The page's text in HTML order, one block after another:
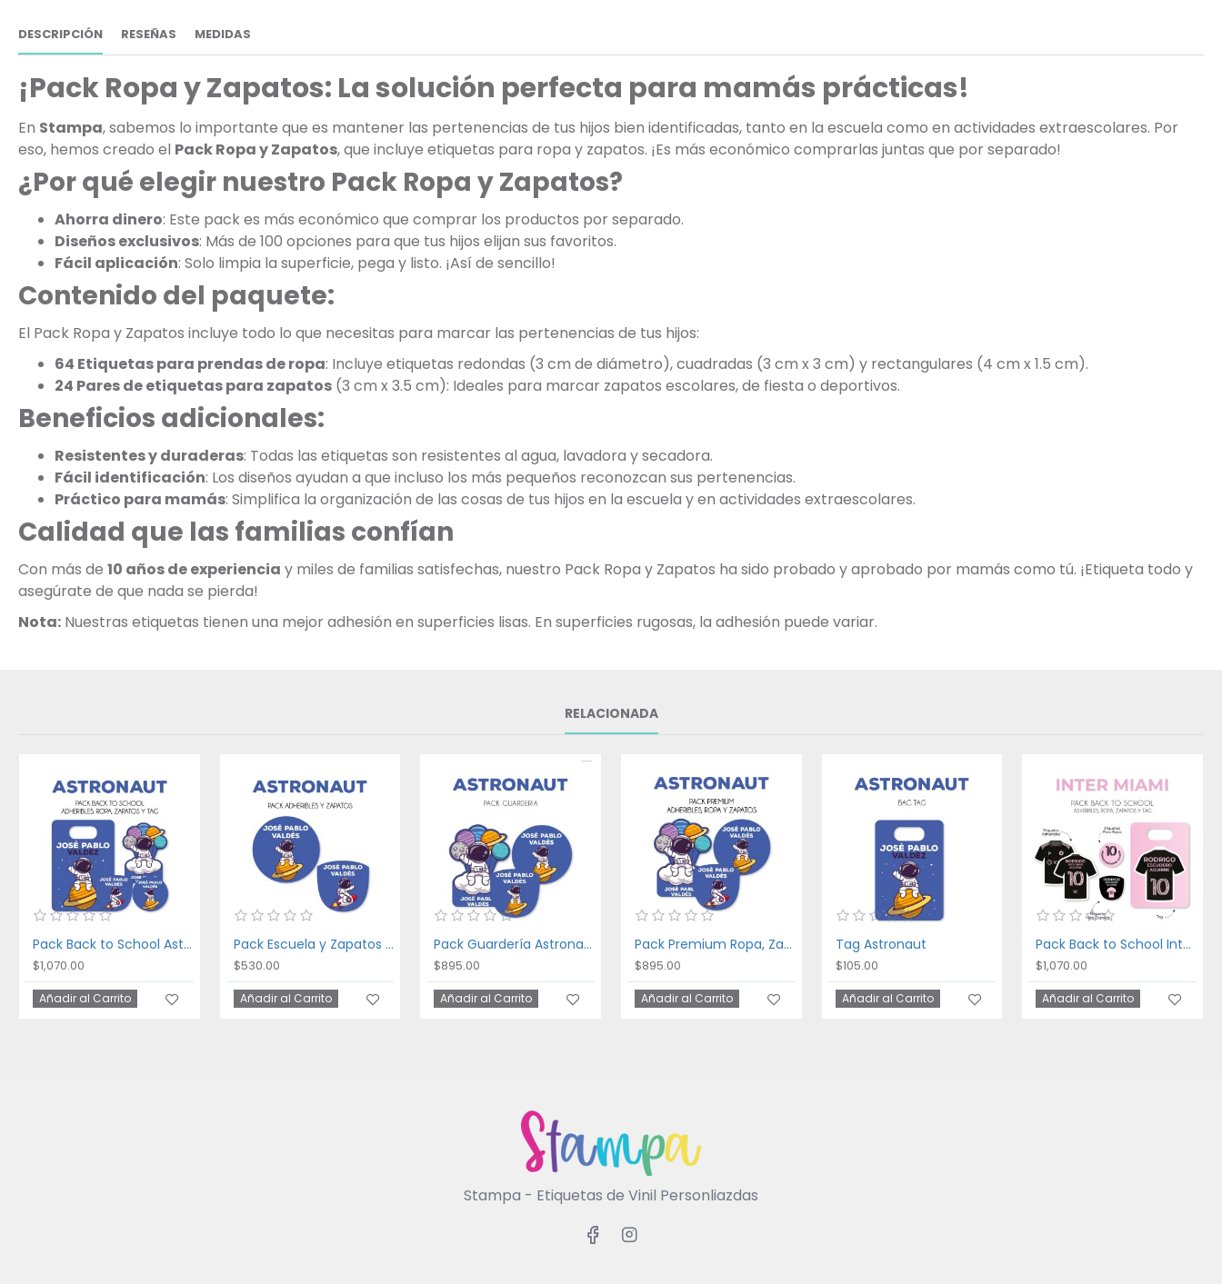
DESCRIPCIÓN RESEÑAS MEDIDAS
¡Pack Ropa y Zapatos: La solución perfecta para mamás prácticas!
En Stampa, sabemos lo importante que es mantener las pertenencias de tus hijos bien identificadas, tanto en la escuela como en actividades extraescolares. Por
eso, hemos creado el Pack Ropa y Zapatos, que incluye etiquetas para ropa y zapatos. ¡Es más económico comprarlas juntas que por separado!
¿Por qué elegir nuestro Pack Ropa y Zapatos?
Ahorra dinero: Este pack es más económico que comprar los productos por separado.
Diseños exclusivos: Más de 100 opciones para que tus hijos elijan sus favoritos.
Fácil aplicación: Solo limpia la superficie, pega y listo. ¡Así de sencillo!
Contenido del paquete:
El Pack Ropa y Zapatos incluye todo lo que necesitas para marcar las pertenencias de tus hijos:
64 Etiquetas para prendas de ropa: Incluye etiquetas redondas (3 cm de diámetro), cuadradas (3 cm x 3 cm) y rectangulares (4 cm x 1.5 cm).
24 Pares de etiquetas para zapatos (3 cm x 3.5 cm): Ideales para marcar zapatos escolares, de fiesta o deportivos.
Beneficios adicionales:
Resistentes y duraderas: Todas las etiquetas son resistentes al agua, lavadora y secadora.
Fácil identificación: Los diseños ayudan a que incluso los más pequeños reconozcan sus pertenencias.
Práctico para mamás: Simplifica la organización de las cosas de tus hijos en la escuela y en actividades extraescolares.
Calidad que las familias confían
Con más de 10 años de experiencia y miles de familias satisfechas, nuestro Pack Ropa y Zapatos ha sido probado y aprobado por mamás como tú. ¡Etiqueta todo y
asegúrate de que nada se pierda!
Nota: Nuestras etiquetas tienen una mejor adhesión en superficies lisas. En superficies rugosas, la adhesión puede variar.
RELACIONADA
Pack Back to School Astronaut
$1,070.00
Añadir al Carrito
Pack Escuela y Zapatos Astronaut
$530.00
Añadir al Carrito
Pack Guardería Astronaut
$895.00
Añadir al Carrito
Pack Premium Ropa, Zapatos y Escuela Astronaut
$895.00
Añadir al Carrito
Tag Astronaut
$105.00
Añadir al Carrito
Pack Back to School Inter Miami
$1,070.00
Añadir al Carrito
Stampa - Etiquetas de Vinil Personliazdas